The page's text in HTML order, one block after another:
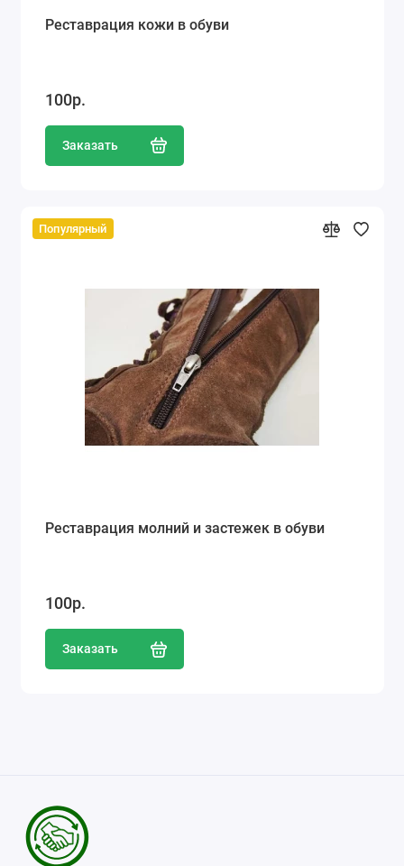
Реставрация кожи в обуви
100р.
Заказать
Популярный
Реставрация молний и застежек в обуви
100р.
Заказать